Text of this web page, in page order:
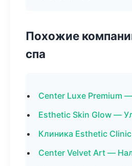
Похожие
спа
Center Luxe Premium
Esthetic Skin Glow —
Клиника Esthetic
Center Velvet Art —